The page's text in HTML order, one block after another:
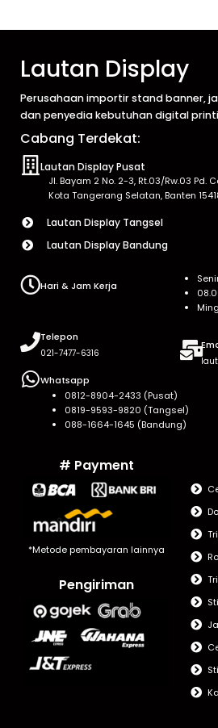
Lautan Display
Perusahaan importir stand banner,
dan penyedia kebutuhan digital
Cabang Terdekat:
Lautan Display Pusat
Jl. Bayam 2 No. 2-3, Rt.03/Rw.03 Pd.
Kota Tangerang Selatan, Banten
Lautan Display Tangsel
Lautan Display Bandung
Hari & Jam Kerja
Telepon
021-7477-6316
Whatsapp
0812-8904-2433 (Pusat)
0819-9593-9820 (Tangsel)
088-1664-1645 (Bandung)
# Payment
*Metode pembayaran lainnya
Pengiriman